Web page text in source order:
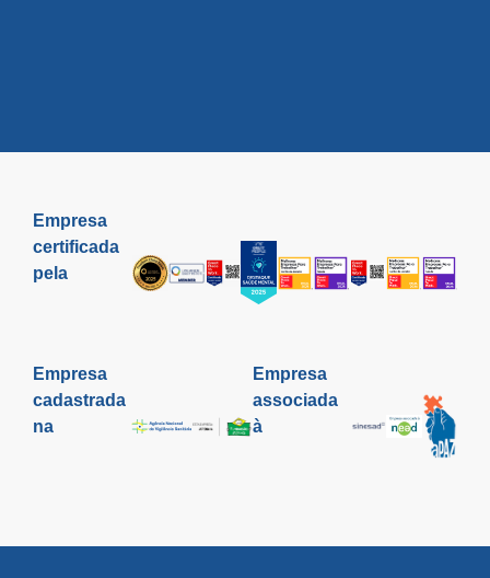
Empresa
certificada
pela
Empresa
cadastrada
na
Empresa
associada
à